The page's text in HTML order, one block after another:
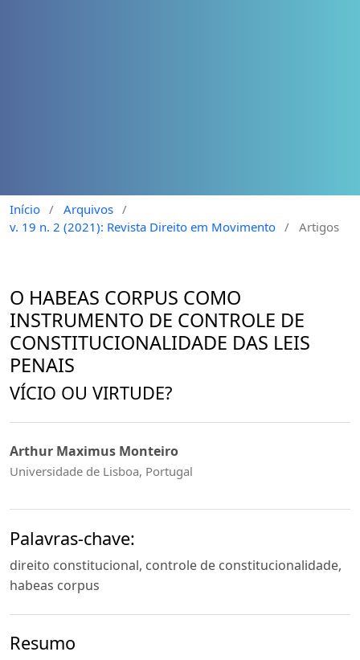
Início / Arquivos /
v. 19 n. 2 (2021): Revista Direito em Movimento / Artigos
O HABEAS CORPUS COMO
INSTRUMENTO DE CONTROLE DE
CONSTITUCIONALIDADE DAS LEIS
PENAIS
VÍCIO OU VIRTUDE?
Arthur Maximus Monteiro
Universidade de Lisboa, Portugal
Palavras-chave:
direito constitucional, controle de constitucionalidade,
habeas corpus
Resumo